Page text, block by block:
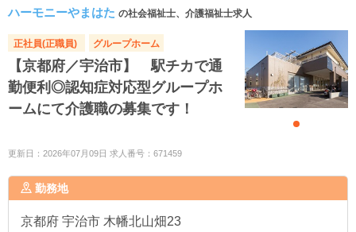
ハーモニーやまはた の社会福祉士、介護福祉士求人
正社員(正職員) グループホーム
【京都府／宇治市】 駅チカで通
勤便利◎認知症対応型グループホ
ームにて介護職の募集です！
更新日：2026年07月09日 求人番号：671459
勤務地
京都府 宇治市 木幡北山畑23